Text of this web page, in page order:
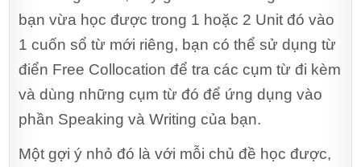
bạn vừa học được trong 1 hoặc 2 Unit đó vào
1 cuốn sổ từ mới riêng, bạn có thể sử dụng từ
điển Free Collocation để tra các cụm từ đi kèm
và dùng những cụm từ đó để ứng dụng vào
phần Speaking và Writing của bạn.
Một gợi ý nhỏ đó là với mỗi chủ đề học được,